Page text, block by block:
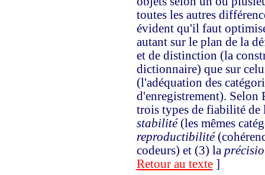
toutes les autres
évident qu'il faut
autant sur le plan de la
et de distinction (la
dictionnaire) que sur
(l'adéquation des
d'enregistrement). Selon
trois types de fiabilité de
stabilité(les mêmes
reproductibilité
codeurs) et (3) la
Retour au texte]